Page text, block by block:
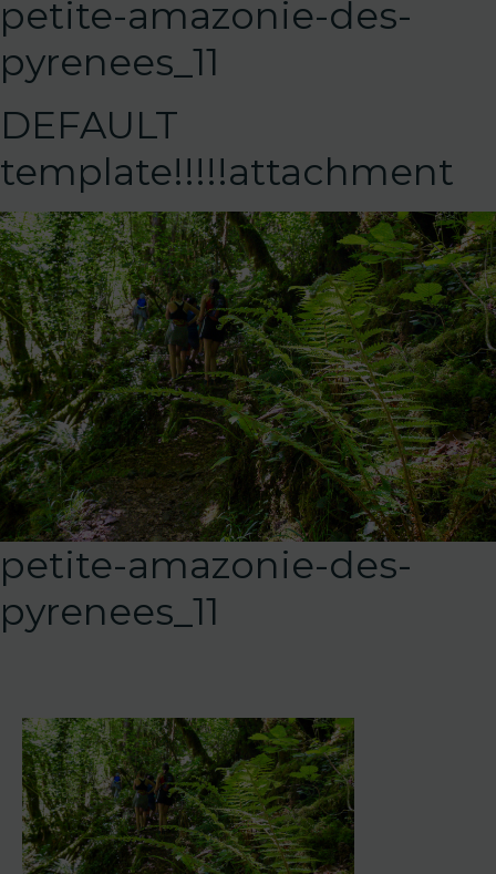
petite-amazonie-des-
pyrenees_11
DEFAULT
template!!!!!attachment
petite-amazonie-des-
pyrenees_11